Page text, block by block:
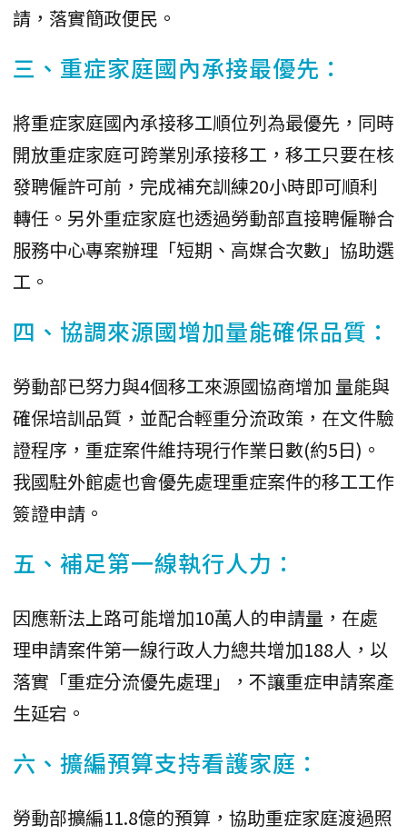
請，落實簡政便民。
三、重症家庭國內承接最優先：
將重症家庭國內承接移工順位列為最優先，同時
開放重症家庭可跨業別承接移工，移工只要在核
發聘僱許可前，完成補充訓練20小時即可順利
轉任。另外重症家庭也透過勞動部直接聘僱聯合
服務中心專案辦理「短期、高媒合次數」協助選
工。
四、協調來源國增加量能確保品質：
勞動部已努力與4個移工來源國協商增加 量能與
確保培訓品質，並配合輕重分流政策，在文件驗
證程序，重症案件維持現行作業日數(約5日)。
我國駐外館處也會優先處理重症案件的移工工作
簽證申請。
五、補足第一線執行人力：
因應新法上路可能增加10萬人的申請量，在處
理申請案件第一線行政人力總共增加188人，以
落實「重症分流優先處理」，不讓重症申請案產
生延宕。
六、擴編預算支持看護家庭：
勞動部擴編11.8億的預算，協助重症家庭渡過照